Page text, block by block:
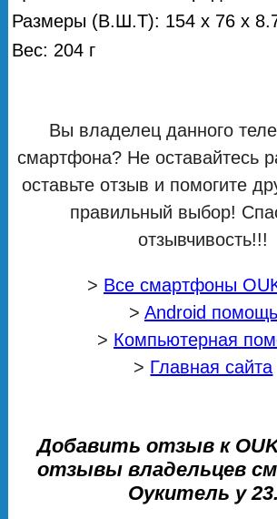
Размеры (В.Ш.Т): 154 x 76 x
Вес: 204 г
Вы владелец данного
смартфона? Не оставайтесь
оставьте отзыв и помогите
правильный выбор!
отзывчивость!!!
> Все смартфоны
> Android помощь
> Компьютерная
> Главная сайта
Добавить отзыв к
отзывы владельцев
Оукитель у 23.